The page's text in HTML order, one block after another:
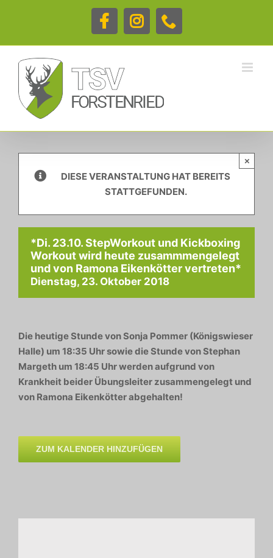
FacebookInstagram
Telefon
DIESE VERANSTALTUNG HAT BEREITS
STATTGEFUNDEN.
×
*Di. 23.10. StepWorkout und Kickboxing
Workout wird heute zusammmengelegt
und von Ramona Eikenkötter vertreten*
Dienstag, 23. Oktober 2018
Die heutige Stunde von Sonja Pommer (Königswieser
Halle) um 18:35 Uhr sowie die Stunde von Stephan
Margeth um 18:45 Uhr werden aufgrund von
Krankheit beider Übungsleiter zusammengelegt und
von Ramona Eikenkötter abgehalten!
ZUM KALENDER HINZUFÜGEN